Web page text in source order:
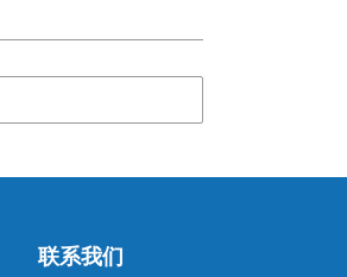
联系我们